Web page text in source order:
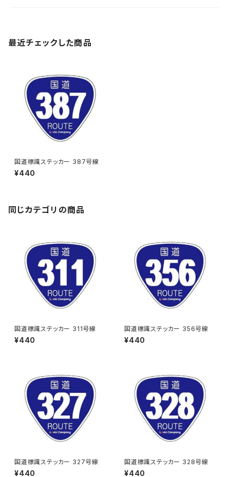
最近チェックした商品
国道標識ステッカー 387号線
¥440
同じカテゴリの商品
国道標識ステッカー 311号線
¥440
国道標識ステッカー 356号線
¥440
国道標識ステッカー 327号線
¥440
国道標識ステッカー 328号線
¥440